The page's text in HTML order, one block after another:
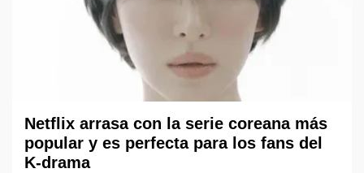
Netflix arrasa con la serie coreana más
popular y es perfecta para los fans del
K-drama